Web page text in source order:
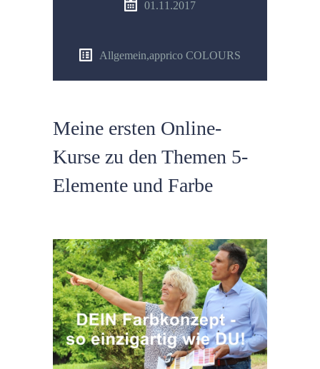
01.11.2017
Allgemein,apprico COLOURS
Meine ersten Online-
Kurse zu den Themen 5-
Elemente und Farbe